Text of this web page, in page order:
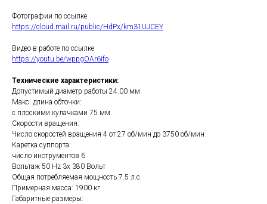
Фотографии по ссылке
https://cloud.mail.ru/public/HdPx/km31UJCEY
Видео в работе по ссылке
https://youtu.be/wppgOAr6ifo
Технические характеристики:
Допустимый диаметр работы 24.00 мм
Макс. длина обточки:
с плоскими кулачками 75 мм
Скорости вращения:
Число скоростей вращения 4 от 27 об/мин до 3750 об/мин
Каретка суппорта:
число инструментов 6
Вольтаж 50 Hz 3x 380 Вольт
Общая потребляемая мощность 7.5 л.с.
Примерная масса: 1900 кг
Габаритные размеры: